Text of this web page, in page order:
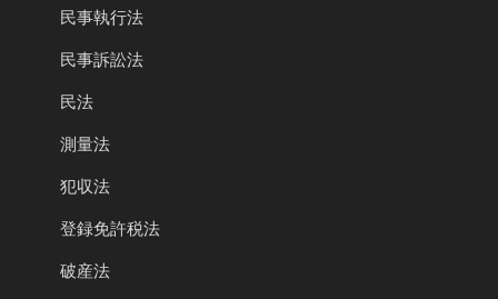
民事執行法
民事訴訟法
民法
測量法
犯収法
登録免許税法
破産法